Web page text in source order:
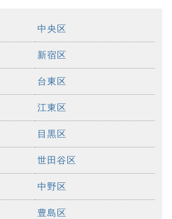
中央区
新宿区
台東区
江東区
目黒区
世田谷区
中野区
豊島区